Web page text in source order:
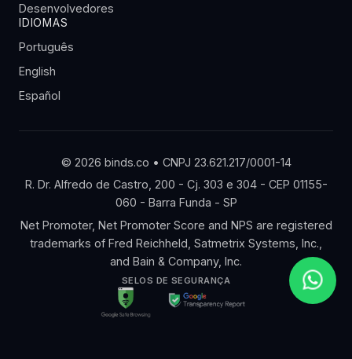
Desenvolvedores
IDIOMAS
Português
English
Español
© 2026 binds.co • CNPJ 23.621.217/0001-14
R. Dr. Alfredo de Castro, 200 - Cj. 303 e 304 - CEP 01155-
060 - Barra Funda - SP
Net Promoter, Net Promoter Score and NPS are registered
trademarks of Fred Reichheld, Satmetrix Systems, Inc.,
and Bain & Company, Inc.
SELOS DE SEGURANÇA